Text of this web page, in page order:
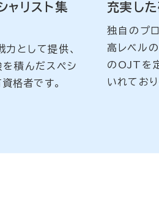
ャリスト集
として提供、
積んだスペシ
格者です。
充実し
独自のプ
高レベル
のOJTを
いれており